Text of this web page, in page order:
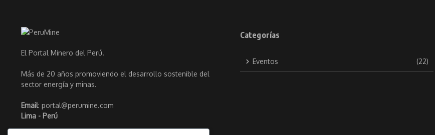
El Portal Minero del Perú.
Más de 20 años promoviendo el desarrollo sostenible del
sector energía y minas.
Email: portal@perumine.com
Lima - Perú
Categorías
Eventos (22)